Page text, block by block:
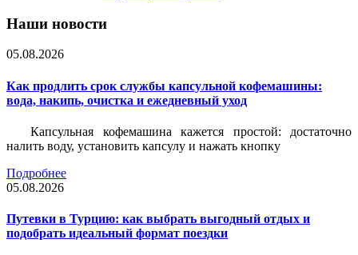
Наши новости
05.08.2026
Как продлить срок службы капсульной кофемашины:
вода, накипь, очистка и ежедневный уход
Капсульная кофемашина кажется простой: достаточно
налить воду, установить капсулу и нажать кнопку
Подробнее
05.08.2026
Путевки в Турцию: как выбрать выгодный отдых и
подобрать идеальный формат поездки